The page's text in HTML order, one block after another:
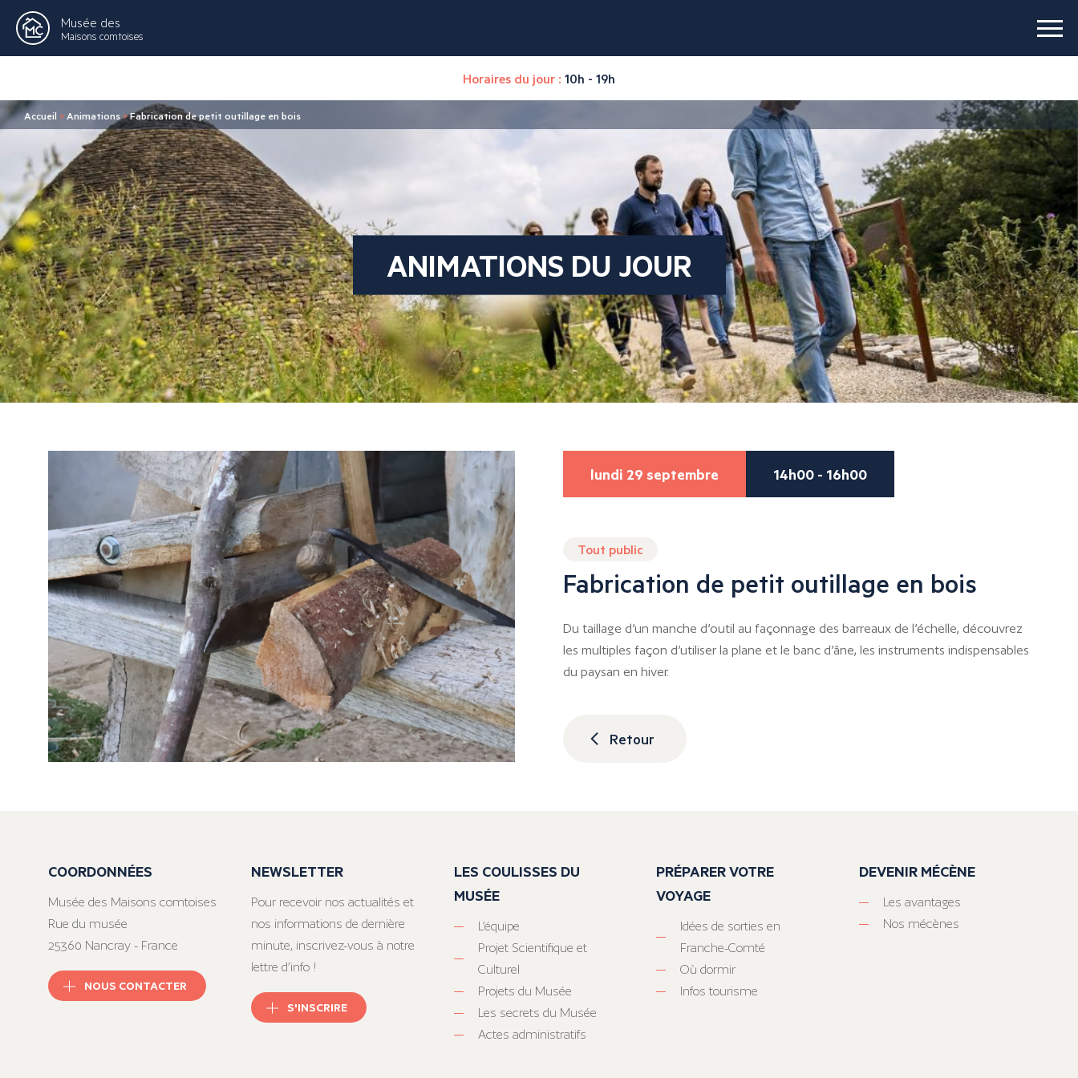
Musée des
Maisons comtoises
Horaires du jour : 10h - 19h
Accueil > Animations>Fabrication de petit outillage en bois
ANIMATIONS DU JOUR
lundi 29 septembre 14h00 - 16h00
Tout public
Fabrication de petit outillage en bois
Du taillage d’un manche d’outil au façonnage des barreaux de l’échelle, découvrez
les multiples façon d’utiliser la plane et le banc d’âne, les instruments indispensables
du paysan en hiver.
Retour
COORDONNÉES
Musée des Maisons comtoises
Rue du musée
25360 Nancray - France
NOUS CONTACTER
NEWSLETTER
Pour recevoir nos actualités et
nos informations de dernière
minute, inscrivez-vous à notre
lettre d’info !
S'INSCRIRE
LES COULISSES DU
MUSÉE
L’équipe
Projet Scientifique et
Culturel
Projets du Musée
Les secrets du Musée
Actes administratifs
PRÉPARER VOTRE
VOYAGE
Idées de sorties en
Franche-Comté
Où dormir
Infos tourisme
DEVENIR MÉCÈNE
Les avantages
Nos mécènes